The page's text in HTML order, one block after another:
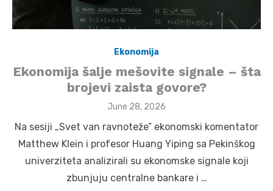
Ekonomija
Ekonomija šalje mešovite signale – šta
brojevi zaista govore?
Posted
June 28, 2026
Na sesiji „Svet van ravnoteže” ekonomski komentator
Matthew Klein i profesor Huang Yiping sa Pekinškog
univerziteta analizirali su ekonomske signale koji
zbunjuju centralne bankare i …